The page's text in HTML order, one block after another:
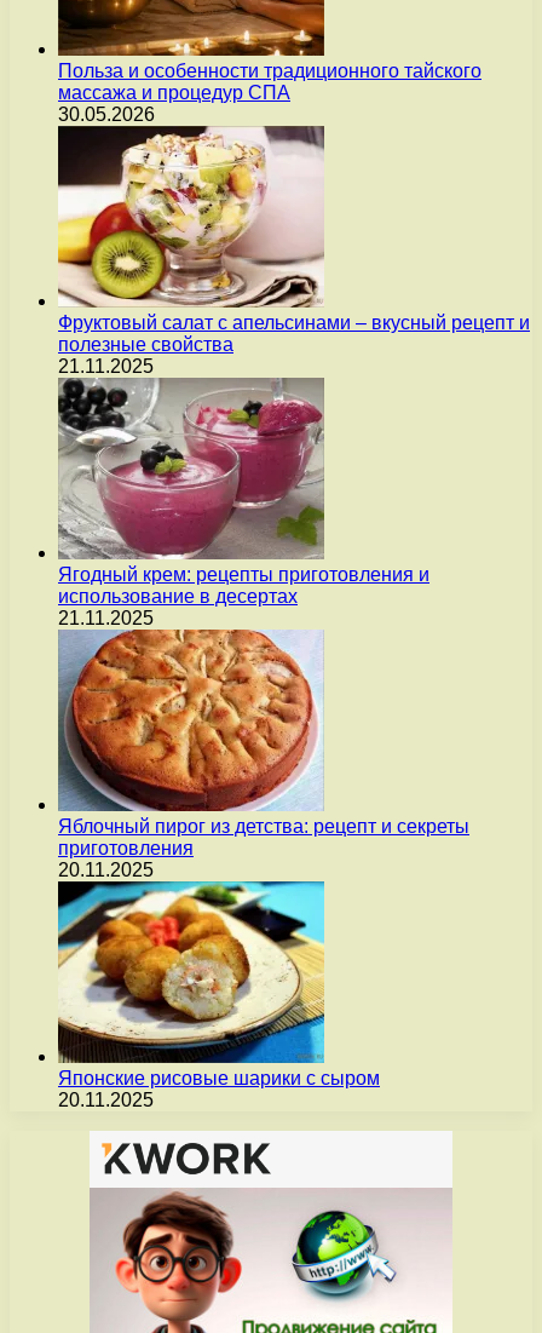
Польза и особенности традиционного тайского
массажа и процедур СПА
30.05.2026
Фруктовый салат с апельсинами – вкусный рецепт и
полезные свойства
21.11.2025
Ягодный крем: рецепты приготовления и
использование в десертах
21.11.2025
Яблочный пирог из детства: рецепт и секреты
приготовления
20.11.2025
Японские рисовые шарики с сыром
20.11.2025